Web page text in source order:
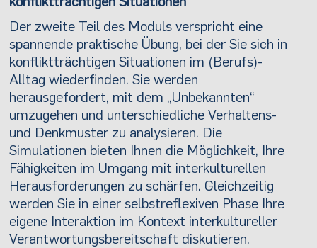
Der zweite Teil des Moduls verspricht eine
spannende praktische Übung, bei der Sie sich in
konfliktträchtigen Situationen im (Berufs)-
Alltag wiederfinden. Sie werden
herausgefordert, mit dem „Unbekannten“
umzugehen und unterschiedliche Verhaltens-
und Denkmuster zu analysieren. Die
Simulationen bieten Ihnen die Möglichkeit, Ihre
Fähigkeiten im Umgang mit interkulturellen
Herausforderungen zu schärfen. Gleichzeitig
werden Sie in einer selbstreflexiven Phase Ihre
eigene Interaktion im Kontext interkultureller
Verantwortungsbereitschaft diskutieren.